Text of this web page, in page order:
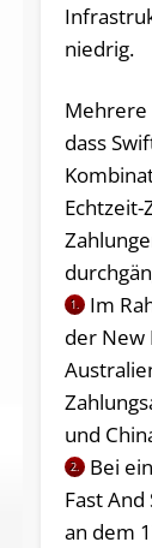
niedrig.
Mehrere
dass
1.
Im
der New
und
2.
Bei
Fast And
an dem